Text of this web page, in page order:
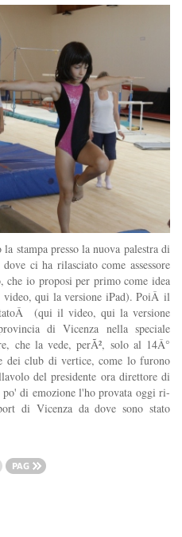
stampa presso la nuova palestra di
ci ha rilasciato come assessore
io proposi per primo come idea
qui la versione iPad). PoiÂ il
(qui il video, qui la versione
di Vicenza nella speciale
che la vede, perÃ², solo al 14Â°
dei club di vertice, come lo furono
del presidente ora direttore di
po' di emozione l'ho provata oggi ri-
di Vicenza da dove sono stato